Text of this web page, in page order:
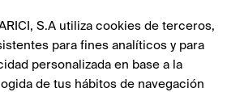
S.A utiliza cookies de terceros,
para fines analíticos y para
personalizada en base a la
de tus hábitos de navegación